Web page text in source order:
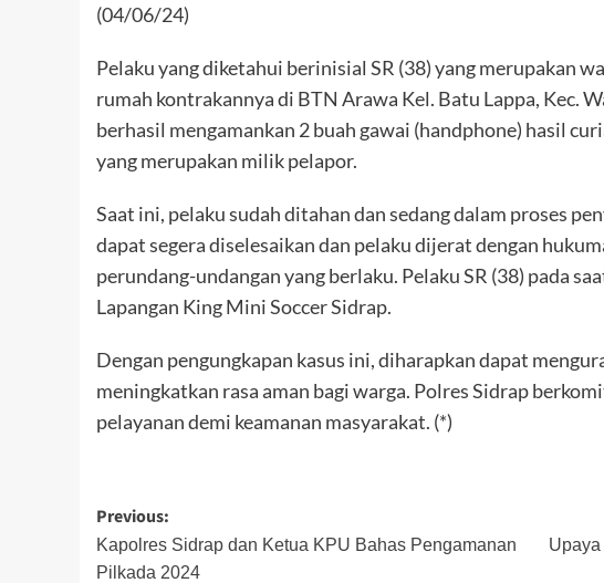
(04/06/24)
Pelaku yang diketahui berinisial SR (38) yang merupakan
rumah kontrakannya di BTN Arawa Kel. Batu Lappa, Kec.
berhasil mengamankan 2 buah gawai (handphone) hasil
yang merupakan milik pelapor.
Saat ini, pelaku sudah ditahan dan sedang dalam proses
dapat segera diselesaikan dan pelaku dijerat dengan
perundang-undangan yang berlaku. Pelaku SR (38) pada
Lapangan King Mini Soccer Sidrap.
Dengan pengungkapan kasus ini, diharapkan dapat
meningkatkan rasa aman bagi warga. Polres Sidrap
pelayanan demi keamanan masyarakat. (*)
Post
navigation
Previous:
Kapolres Sidrap dan Ketua KPU Bahas Pengamanan
Pilkada 2024